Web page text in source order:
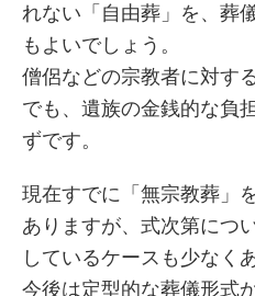
れない「自由葬」を、葬
もよいでしょう。
僧侶などの宗教者に対す
でも、遺族の金銭的な負
ずです。
現在すでに「無宗教葬」
ありますが、式次第につ
しているケースも少なく
今後は定型的な葬儀形式